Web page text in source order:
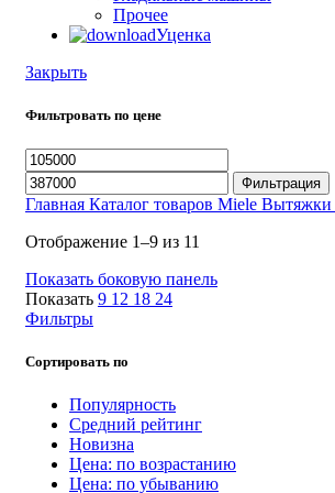
Прочее
Уценка
Закрыть
Фильтровать по цене
Минимальная
цена
цена
Фильтрация
Главная Каталог товаров Miele Вытяжки
Отображение 1–9 из 11
популярности
Показать боковую панель
Показать 9 12 18 24
Фильтры
Сортировать по
Популярность
Средний рейтинг
Новизна
Цена: по возрастанию
Цена: по убыванию